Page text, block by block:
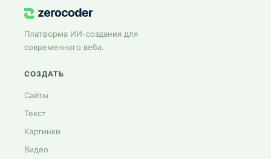
Платформа ИИ-создания для
современного веба.
СОЗДАТЬ
Сайты
Текст
Картинки
Видео